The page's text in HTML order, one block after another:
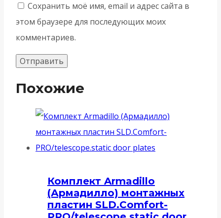
Сохранить моё имя, email и адрес сайта в
этом браузере для последующих моих
комментариев.
Похожие
Комплект Armadillo
(Армадилло) монтажных
пластин SLD.Comfort-